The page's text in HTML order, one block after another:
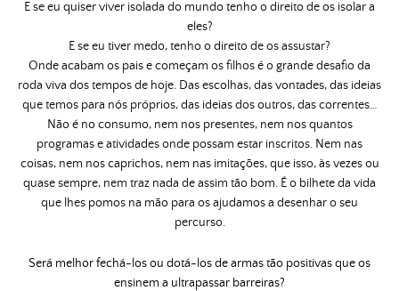
E se eu quiser viver isolada do mundo tenho o direito de os isolar a
eles?
E se eu tiver medo, tenho o direito de os assustar?
Onde acabam os pais e começam os filhos é o grande desafio da
roda viva dos tempos de hoje. Das escolhas, das vontades, das ideias
que temos para nós próprios, das ideias dos outros, das correntes…
Não é no consumo, nem nos presentes, nem nos quantos
programas e atividades onde possam estar inscritos. Nem nas
coisas, nem nos caprichos, nem nas imitações, que isso, às vezes ou
quase sempre, nem traz nada de assim tão bom. É o bilhete da vida
que lhes pomos na mão para os ajudamos a desenhar o seu
percurso.
Será melhor fechá-los ou dotá-los de armas tão positivas que os
ensinem a ultrapassar barreiras?